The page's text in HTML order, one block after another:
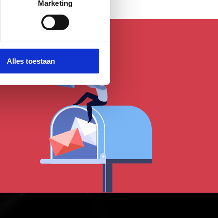
Marketing
Alles toestaan